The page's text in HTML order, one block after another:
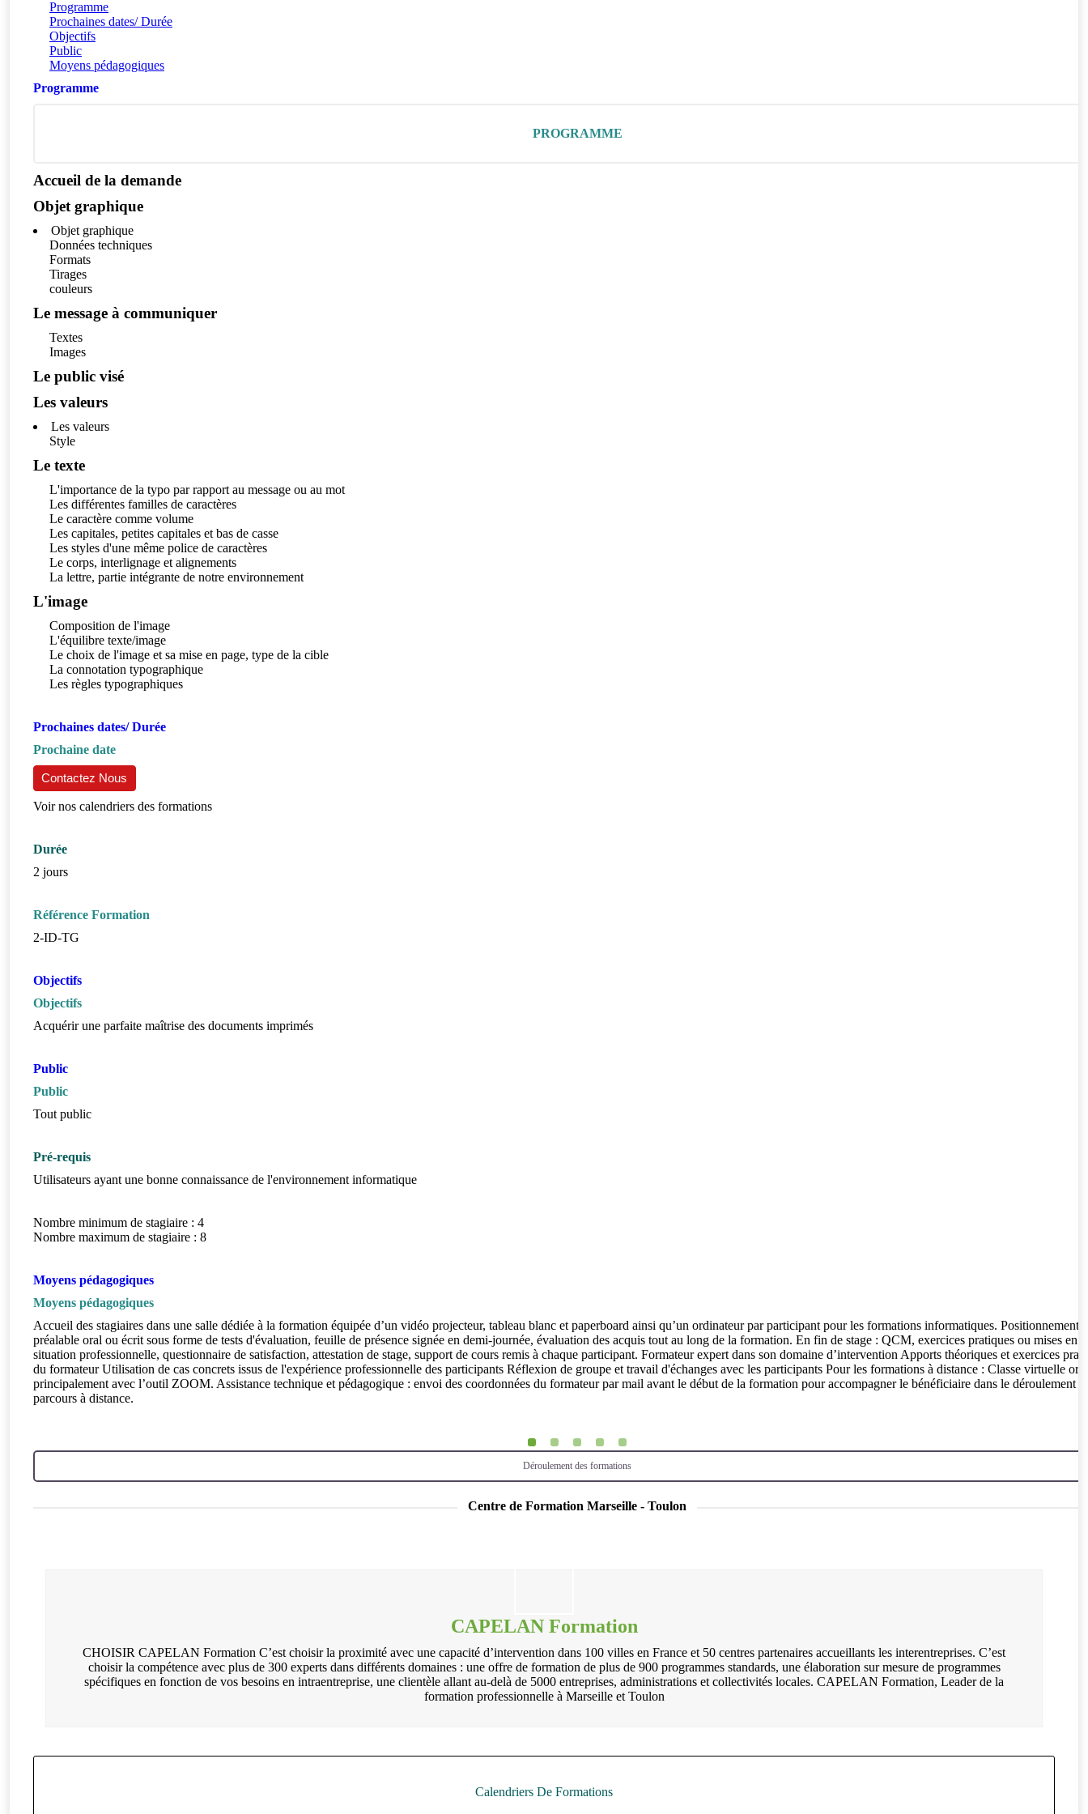
Programme
Prochaines dates/ Durée
Objectifs
Public
Moyens pédagogiques
Programme
PROGRAMME
Accueil de la demande
Objet graphique
Objet graphique
Données techniques
Formats
Tirages
couleurs
Le message à communiquer
Textes
Images
Le public visé
Les valeurs
Les valeurs
Style
Le texte
L'importance de la typo par rapport au message ou au mot
Les différentes familles de caractères
Le caractère comme volume
Les capitales, petites capitales et bas de casse
Les styles d'une même police de caractères
Le corps, interlignage et alignements
La lettre, partie intégrante de notre environnement
L'image
Composition de l'image
L'équilibre texte/image
Le choix de l'image et sa mise en page, type de la cible
La connotation typographique
Les règles typographiques
Prochaines dates/ Durée
Prochaine date
Contactez Nous
Voir nos calendriers des formations
Durée
2 jours
Référence Formation
2-ID-TG
Objectifs
Objectifs
Acquérir une parfaite maîtrise des documents imprimés
Public
Public
Tout public
Pré-requis
Utilisateurs ayant une bonne connaissance de l'environnement informatique
Nombre minimum de stagiaire : 4
Nombre maximum de stagiaire : 8
Moyens pédagogiques
Moyens pédagogiques
Accueil des stagiaires dans une salle dédiée à la formation équipée d’un vidéo projecteur, tableau blanc et paperboard ainsi qu’un ordinateur par participant pour les formations informatiques. Positionnement
préalable oral ou écrit sous forme de tests d'évaluation, feuille de présence signée en demi-journée, évaluation des acquis tout au long de la formation. En fin de stage : QCM, exercices pratiques ou mises en
situation professionnelle, questionnaire de satisfaction, attestation de stage, support de cours remis à chaque participant. Formateur expert dans son domaine d’intervention Apports théoriques et exercices
du formateur Utilisation de cas concrets issus de l'expérience professionnelle des participants Réflexion de groupe et travail d'échanges avec les participants Pour les formations à distance : Classe virtuelle
principalement avec l’outil ZOOM. Assistance technique et pédagogique : envoi des coordonnées du formateur par mail avant le début de la formation pour accompagner le bénéficiaire dans le déroulement
parcours à distance.
Déroulement des formations
Centre de Formation Marseille - Toulon
CAPELAN Formation
CHOISIR CAPELAN Formation C’est choisir la proximité avec une capacité d’intervention dans 100 villes en France et 50 centres partenaires accueillants les interentreprises. C’est
choisir la compétence avec plus de 300 experts dans différents domaines : une offre de formation de plus de 900 programmes standards, une élaboration sur mesure de programmes
spécifiques en fonction de vos besoins en intraentreprise, une clientèle allant au-delà de 5000 entreprises, administrations et collectivités locales. CAPELAN Formation, Leader de la
formation professionnelle à Marseille et Toulon
Calendriers De Formations